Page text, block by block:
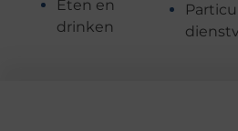
Eten en
drinken